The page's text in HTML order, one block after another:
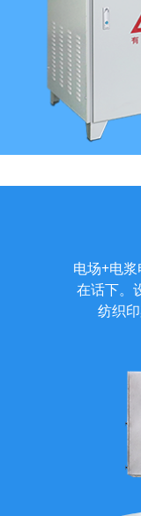
电场+电
在话下。
纺织